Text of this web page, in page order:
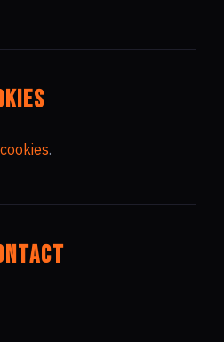
.